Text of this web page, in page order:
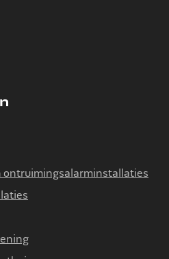
ontruimingsalarminstallaties